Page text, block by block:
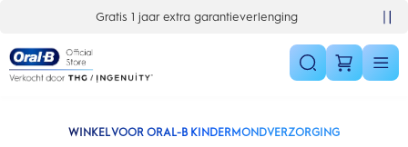
Gratis 1 jaar extra garantieverlenging
WINKEL VOOR ORAL-B KINDERMONDVERZORGING